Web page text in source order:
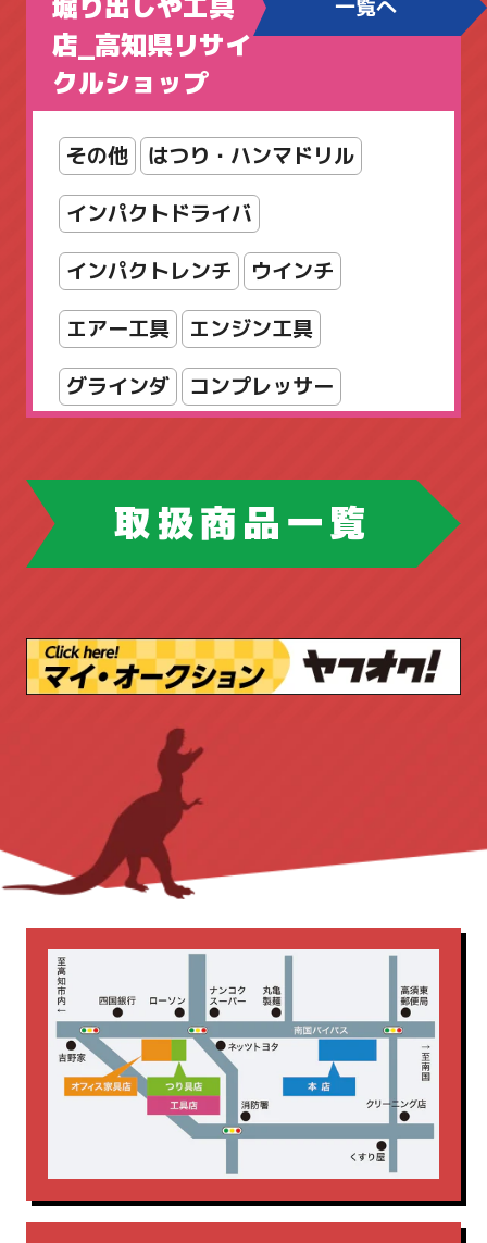
カウンター カリモク
シューズボックス
スタッキング スツール
スリッパラック セット
ダイヤル錠 パンフレットスタンド
パーティション
フォールディングテーブル
フリーアドレスデスク ホウトク
マネージメントデスク
ラテラルキャビネット ロッカー
会議テーブル
内田洋行 平机
応接セット 新着商品
片袖机 生興 脇机 藤沢工業
店_高知県リサイ
クルショップ
一覧へ
その他 はつり・ハンマドリル
インパクトドライバ
インパクトレンチ ウインチ
エアー工具 エンジン工具
グラインダ コンプレッサー
ツールボックス
作業台 切断機 台車 園芸工具
工具店
新着商品 測量・測定
無線機 照明
研削・研磨機
釘打機 集じん機・掃除機
電動工具 電気カンナ
取扱商品一覧